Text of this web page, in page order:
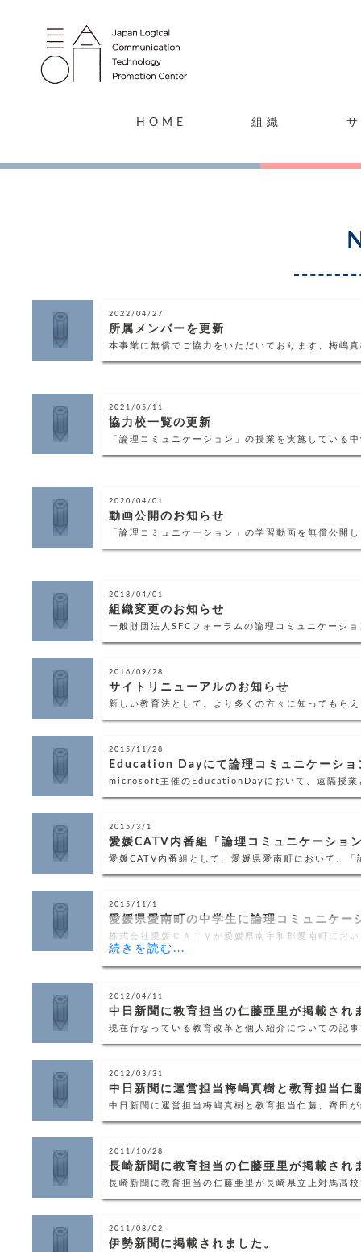
HOME 組織
2022/04/27
所属メンバーを更新
本事業に無償でご協力をいただいております、梅嶋
2021/05/11
協力校一覧の更新
「論理コミュニケーション」の授業を実施している
2020/04/01
動画公開のお知らせ
「論理コミュニケーション」の学習動画を無償公開
2018/04/01
組織変更のお知らせ
一般財団法人SFCフォーラムの論理コミュニケーシ
2016/09/28
サイトリニューアルのお知らせ
新しい教育法として、より多くの方々に知ってもら
2015/11/28
Education Dayにて論理コミュニケーショ
microsoft主催のEducationDayにおいて、遠隔授業
2015/3/1
愛媛CATV内番組「論理コミュニケーショ
愛媛CATV内番組として、愛媛県愛南町において、
2015/11/1
愛媛県愛南町の中学生に論理コミュニケー
株式会社愛媛ＣＡＴＶが愛媛県南宇和郡愛南町にお
続きを読む...
2012/04/11
中日新聞に教育担当の仁藤亜里が掲載され
現在行なっている教育改革と個人紹介についての記
2012/03/31
中日新聞に運営担当梅嶋真樹と教育担当仁
中日新聞に運営担当梅嶋真樹と教育担当仁藤、齊田
2011/10/28
長崎新聞に教育担当の仁藤亜里が掲載され
長崎新聞に教育担当の仁藤亜里が長崎県立上対馬高
2011/08/02
伊勢新聞に掲載されました。